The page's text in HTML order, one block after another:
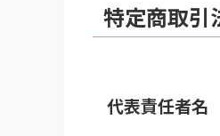
特定商取引
代表責任者名